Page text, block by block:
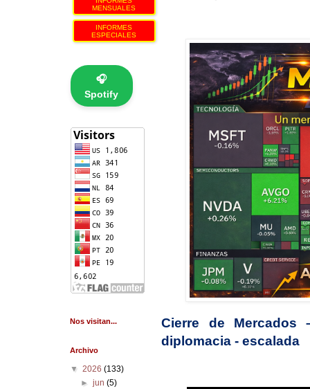
Cierre de
diplomacia - escalada
MENSUALES
INFORMES
ESPECIALES
🎧
Spotify
Nos visitan...
Archivo
▼2026(133)
► jun (5)